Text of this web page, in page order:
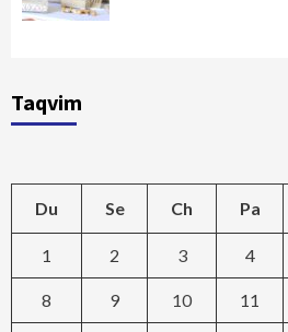
Taqvim
Du Se Ch Pa
1 2 3 4
8 9 10 11